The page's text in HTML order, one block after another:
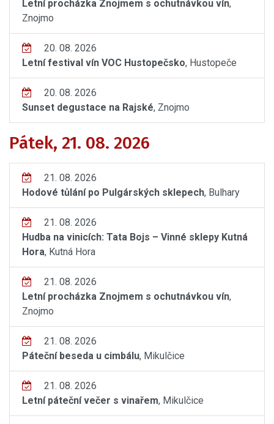
Letní procházka Znojmem s ochutnávkou vín,
Znojmo
20. 08. 2026
Letní festival vín VOC Hustopečsko, Hustopeče
20. 08. 2026
Sunset degustace na Rajské, Znojmo
Pátek, 21. 08. 2026
21. 08. 2026
Hodové tůlání po Pulgárských sklepech, Bulhary
21. 08. 2026
Hudba na vinicích: Tata Bojs – Vinné sklepy Kutná
Hora, Kutná Hora
21. 08. 2026
Letní procházka Znojmem s ochutnávkou vín,
Znojmo
21. 08. 2026
Páteční beseda u cimbálu, Mikulčice
21. 08. 2026
Letní páteční večer s vinařem, Mikulčice